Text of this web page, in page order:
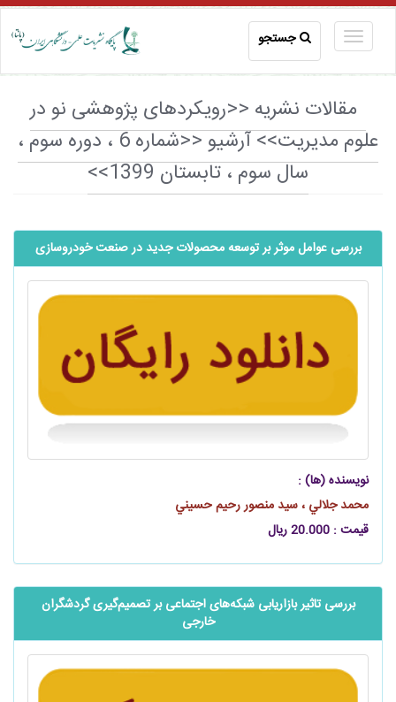
جستجو
مقالات نشریه <<رویکردهای پژوهشی نو در
علوم مدیریت>> آرشیو <<شماره 6 ، دوره سوم ،
سال سوم ، تابستان 1399>>
بررسی عوامل موثر بر توسعه محصولات جدید در صنعت خودروسازی
نویسنده (ها) :
محمد جلالي ، سید منصور رحیم حسيني
قیمت : 20.000 ریال
بررسی تاثیر بازاریابی شبکه‌های اجتماعی بر تصمیم‌گیری گردشگران
خارجی